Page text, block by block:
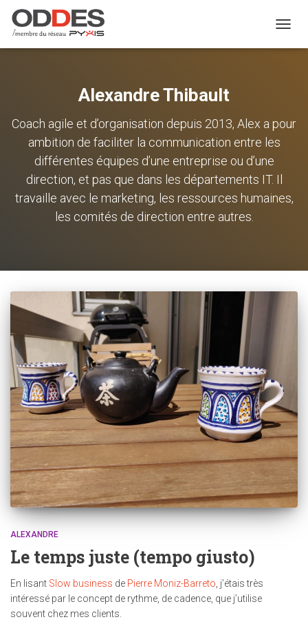
Alexandre Thibault
Coach agile et d’organisation depuis 2013, Alex a pour
ambition de faciliter la communication entre les
différentes équipes d’une entreprise ou d’une
direction, et pas que dans les départements IT. Il
travaille avec le marketing, les ressources humaines,
les comités de direction entre autres.
ALEXANDRE
Le temps juste (tempo giusto)
En lisant Slow business de Pierre Moniz-Barreto , j’étais très
intéressé par le concept de rythme, de cadence, que j’utilise
souvent chez mes clients.